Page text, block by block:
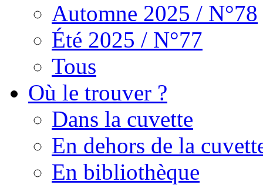
Automne 2025 / N°78
Été 2025 / N°77
Tous
Où le trouver ?
Dans la cuvette
En dehors de la
En bibliothèque